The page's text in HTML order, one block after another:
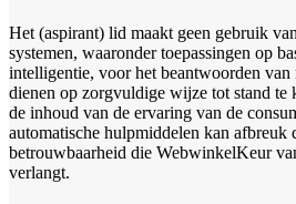
Het (aspirant) lid maakt geen gebruik
systemen, waaronder toepassingen op
intelligentie, voor het beantwoorden
dienen op zorgvuldige wijze tot stand te
de inhoud van de ervaring van de
automatische hulpmiddelen kan afbreuk
betrouwbaarheid die WebwinkelKeur
verlangt.